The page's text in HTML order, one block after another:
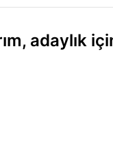
adaylık